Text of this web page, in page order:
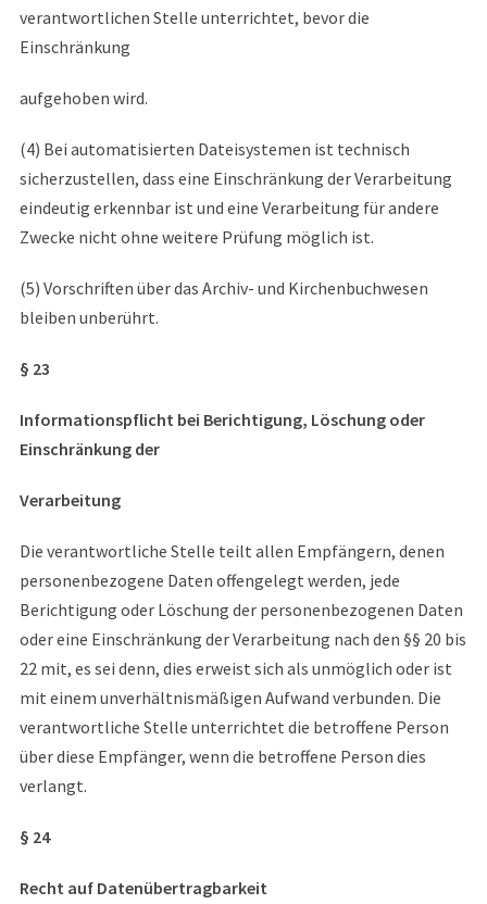
verantwortlichen Stelle unterrichtet, bevor die
Einschränkung
aufgehoben wird.
(4) Bei automatisierten Dateisystemen ist technisch
sicherzustellen, dass eine Einschränkung der Verarbeitung
eindeutig erkennbar ist und eine Verarbeitung für andere
Zwecke nicht ohne weitere Prüfung möglich ist.
(5) Vorschriften über das Archiv- und Kirchenbuchwesen
bleiben unberührt.
§ 23
Informationspflicht bei Berichtigung, Löschung oder
Einschränkung der
Verarbeitung
Die verantwortliche Stelle teilt allen Empfängern, denen
personenbezogene Daten offengelegt werden, jede
Berichtigung oder Löschung der personenbezogenen Daten
oder eine Einschränkung der Verarbeitung nach den §§ 20 bis
22 mit, es sei denn, dies erweist sich als unmöglich oder ist
mit einem unverhältnismäßigen Aufwand verbunden. Die
verantwortliche Stelle unterrichtet die betroffene Person
über diese Empfänger, wenn die betroffene Person dies
verlangt.
§ 24
Recht auf Datenübertragbarkeit